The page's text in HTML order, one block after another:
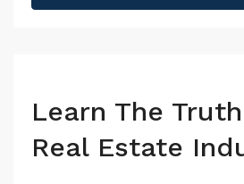
Learn The
Real Estate